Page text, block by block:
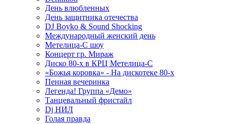
День влюбленных
День защитника отечества
DJ Boyko & Sound Shocking
Международный женский день
Метелица-С шоу
Концерт гр. Мираж
Диско 80-х в КРЦ Метелица-С
«Божья коровка» - На дискотеке 80-х
Пенная вечеринка
Легенда! Группа «Демо»
Танцевальный фристайл
Dj НИЛ
Голая правда